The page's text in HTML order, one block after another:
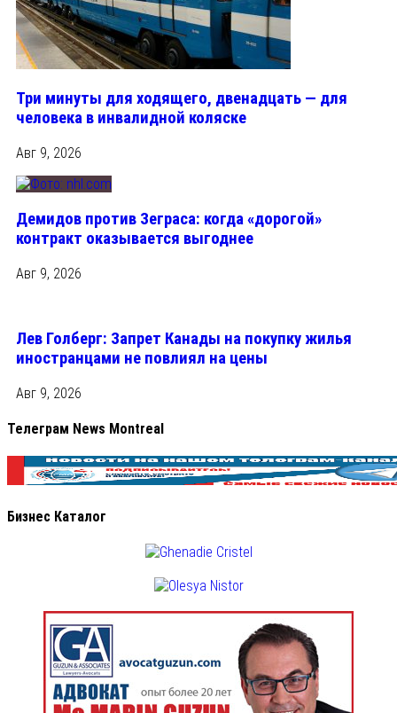
Три минуты для ходящего, двенадцать — для
человека в инвалидной коляске
Авг 9, 2026
Демидов против Зеграса: когда «дорогой»
контракт оказывается выгоднее
Авг 9, 2026
Лев Голберг: Запрет Канады на покупку жилья
иностранцами не повлиял на цены
Авг 9, 2026
Телеграм News Montreal
Бизнес Каталог